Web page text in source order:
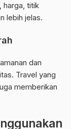
harga, titik
lebih jelas.
dan
Travel yang
memberikan